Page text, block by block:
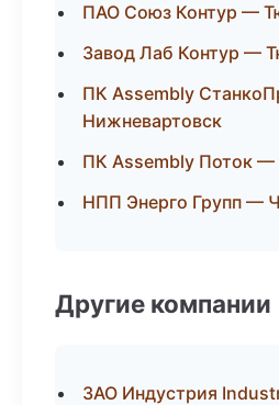
ПАО Союз Контур —
Завод Лаб Контур —
ПК Assembly
Нижневартовск
ПК Assembly Поток —
НПП Энерго Групп —
Другие компании
ЗАО Индустрия